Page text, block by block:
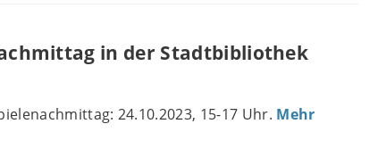
in der Stadtbibliothek
24.10.2023, 15-17 Uhr. Mehr